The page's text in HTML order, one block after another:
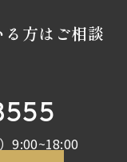
方はご相談
9:00~18:00